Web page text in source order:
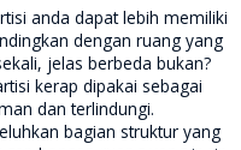
anda dapat lebih memiliki
dengan ruang yang
jelas berbeda bukan?
kerap dipakai sebagai
dan terlindungi.
bagian struktur yang